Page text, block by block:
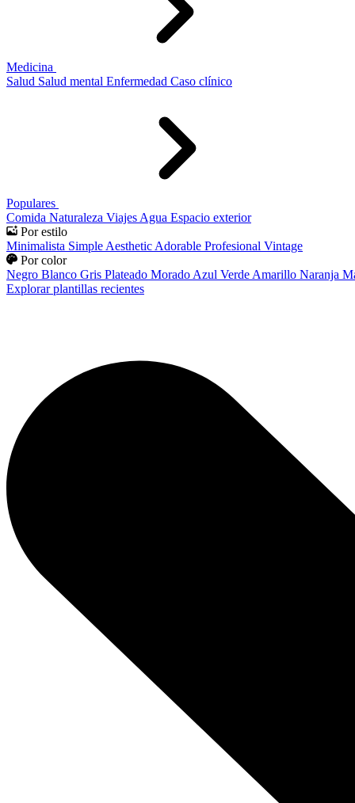
Medicina
Salud Salud mental Enfermedad Caso clínico
Populares
Comida Naturaleza Viajes Agua Espacio exterior
Por estilo
Minimalista Simple Aesthetic Adorable Profesional Vintage
Por color
Negro Blanco Gris Plateado Morado Azul Verde Amarillo Naranja
Explorar plantillas recientes